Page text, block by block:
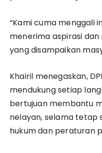
“Kami cuma menggali
menerima aspirasi
yang disampaikan
Khairil menegaskan,
mendukung setiap
bertujuan membantu
nelayan, selama tetap
hukum dan peraturan